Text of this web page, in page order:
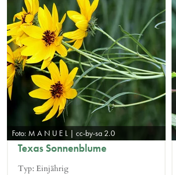
Foto: M A N U E L | cc-by-sa 2.0
Texas Sonnenblume
Typ: Einjährig